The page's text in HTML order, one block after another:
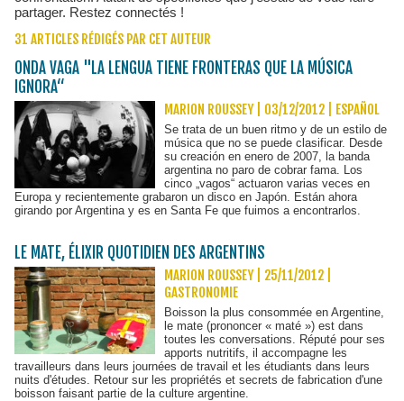
partager. Restez connectés !
31 ARTICLES RÉDIGÉS PAR CET AUTEUR
ONDA VAGA "LA LENGUA TIENE FRONTERAS QUE LA MÚSICA
IGNORA“
MARION ROUSSEY | 03/12/2012 ESPAÑOL
Se trata de un buen ritmo y de un estilo de
música que no se puede clasificar. Desde
su creación en enero de 2007, la banda
argentina no paro de cobrar fama. Los
cinco „vagos“ actuaron varias veces en
Europa y recientemente grabaron un disco en Japón. Están ahora
girando por Argentina y es en Santa Fe que fuimos a encontrarlos.
LE MATE, ÉLIXIR QUOTIDIEN DES ARGENTINS
MARION ROUSSEY | 25/11/2012
GASTRONOMIE
Boisson la plus consommée en Argentine,
le mate (prononcer « maté ») est dans
toutes les conversations. Réputé pour ses
apports nutritifs, il accompagne les
travailleurs dans leurs journées de travail et les étudiants dans leurs
nuits d'études. Retour sur les propriétés et secrets de fabrication d'une
boisson faisant partie de la culture argentine.